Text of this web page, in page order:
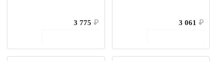
3 775 ₽
3 061 ₽